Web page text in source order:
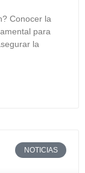
Conocer la
para
la
NOTICIAS